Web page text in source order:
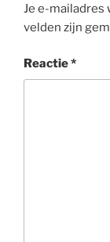
Je e-
velden zijn
Reactie*